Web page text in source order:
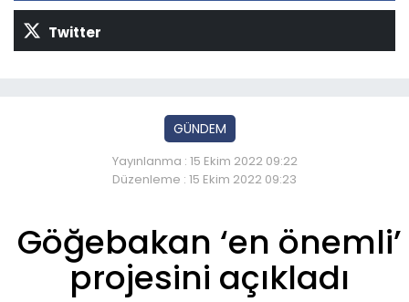
Twitter
GÜNDEM
Yayınlanma : 15 Ekim 2022 09:22
Düzenleme : 15 Ekim 2022 09:23
Göğebakan ‘en önemli’
projesini açıkladı